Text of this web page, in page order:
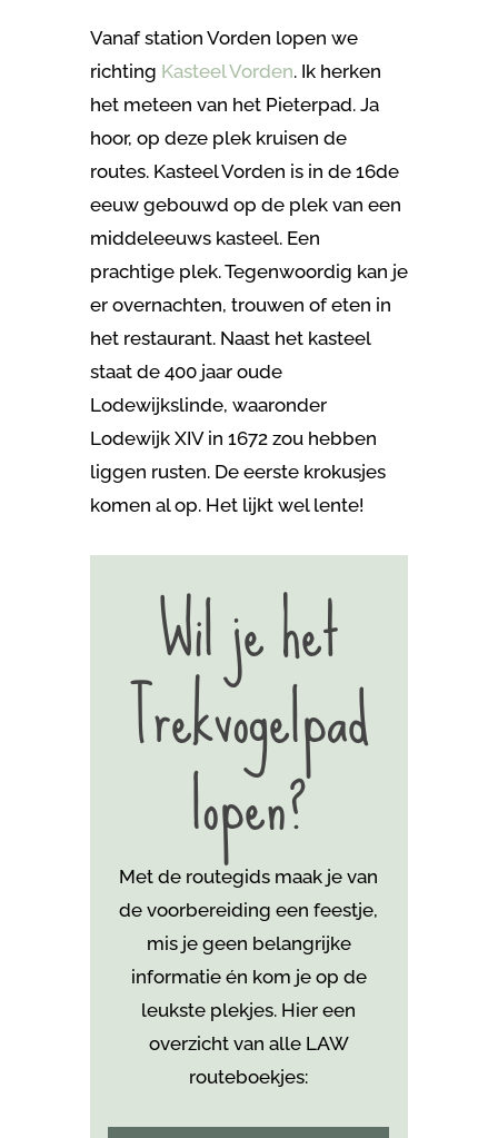
Vanaf station Vorden lopen we
richting Kasteel Vorden. Ik herken
het meteen van het Pieterpad. Ja
hoor, op deze plek kruisen de
routes. Kasteel Vorden is in de 16de
eeuw gebouwd op de plek van een
middeleeuws kasteel. Een
prachtige plek. Tegenwoordig kan je
er overnachten, trouwen of eten in
het restaurant. Naast het kasteel
staat de 400 jaar oude
Lodewijkslinde, waaronder
Lodewijk XIV in 1672 zou hebben
liggen rusten. De eerste krokusjes
komen al op. Het lijkt wel lente!
Wil je het
Trekvogelpad
lopen?
Met de routegids maak je van
de voorbereiding een feestje,
mis je geen belangrijke
informatie én kom je op de
leukste plekjes. Hier een
overzicht van alle LAW
routeboekjes: